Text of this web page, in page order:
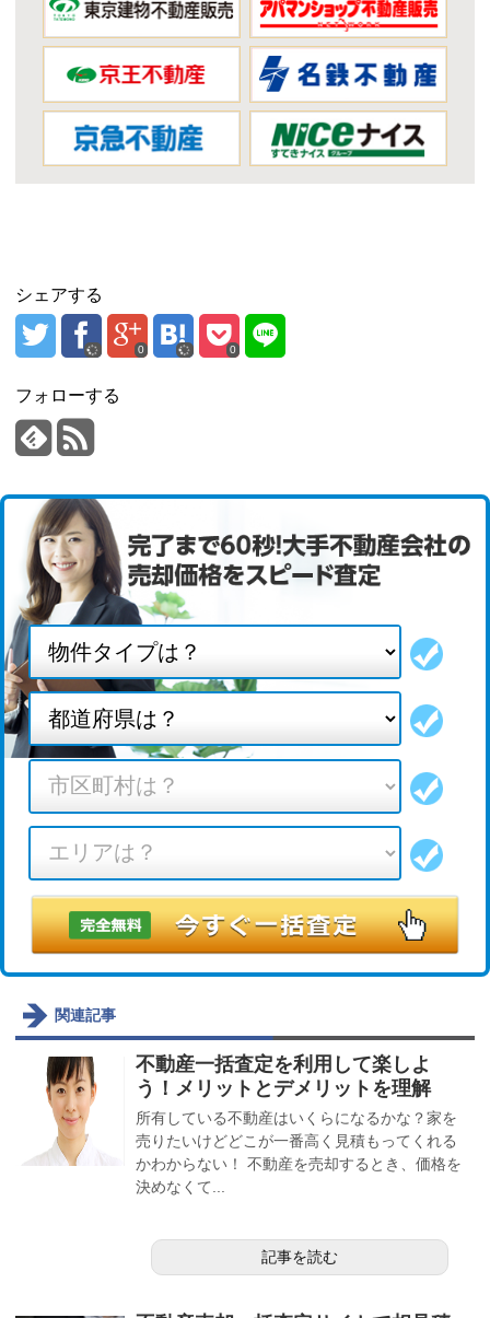
シェアする
0 0
フォローする
関連記事
不動産一括査定を利用して楽しよ
う！メリットとデメリットを理解
所有している不動産はいくらになるかな？家を
売りたいけどどこが一番高く見積もってくれる
かわからない！ 不動産を売却するとき、価格を
決めなくて...
記事を読む